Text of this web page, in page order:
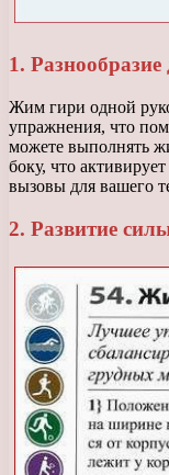
1.
Жим гири одной
упражнения, что
можете выполнять
боку, что
вызовы для вашего
2. Развитие